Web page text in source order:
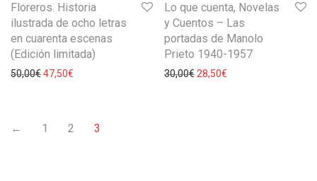
Floreros. Historia
ilustrada de ocho letras
en cuarenta escenas
(Edición limitada)
50,00€47,50€
Lo que cuenta, Novelas
y Cuentos – Las
portadas de Manolo
Prieto 1940-1957
30,00€ 28,50€
← 1 2 3